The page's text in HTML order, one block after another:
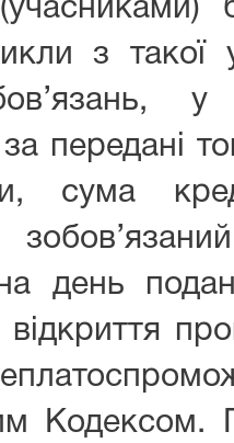
з такої
передані
сума
день
Кодексом.